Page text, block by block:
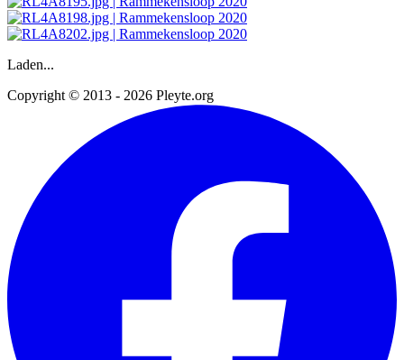
Laden...
Copyright © 2013 - 2026 Pleyte.org